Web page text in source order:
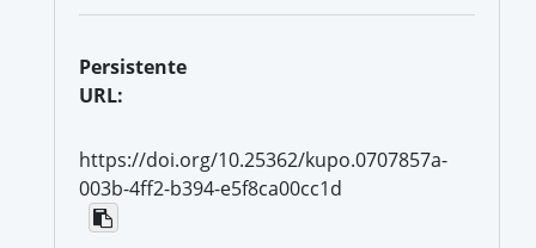
Persistente
URL:
https://doi.org/10.25362/kupo.0707857a-
003b-4ff2-b394-e5f8ca00cc1d